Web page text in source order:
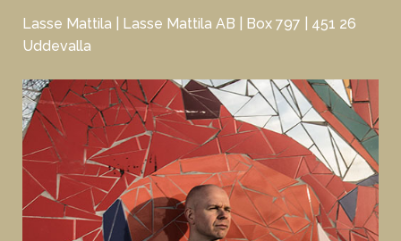
Lasse Mattila | Lasse Mattila AB | Box 797 | 451 26
Uddevalla